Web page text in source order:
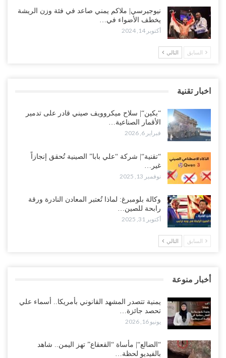
نيوجيرسي| ملاكم يمني صاعد في فئة وزن الريشة
يخطف الأضواء في…
أكتوبر 14, 2024
السابق التالي
اخبار تقنية
“بكين“| سلاح ميكروويف صيني قادر على تدمير
الأقمار الصناعية…
فبراير 6, 2026
“تقنية“| شركة “علي بابا” الصينية تُحقق إنجازاً
غير…
نوفمبر 13, 2025
وكالة بلومبرغ: لماذا تُعتبر المعادن النادرة ورقة
رابحة للصين…
أكتوبر 31, 2025
السابق التالي
أخبار منوعة
يمنية تتصدر المشهد القانوني بأمريكا.. أسماء علي
تحصد جائزة…
يونيو 16, 2026
“الضالع“| مأساة “القعقاع” تهز اليمن.. شاهد
بالفيديو لحظة…